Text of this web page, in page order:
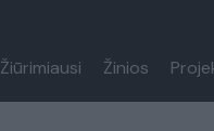
Žiūrimiausi Žinios